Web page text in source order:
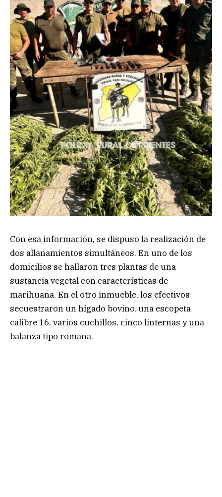
Con esa información, se dispuso la realización de
dos allanamientos simultáneos. En uno de los
domicilios se hallaron tres plantas de una
sustancia vegetal con características de
marihuana. En el otro inmueble, los efectivos
secuestraron un hígado bovino, una escopeta
calibre 16, varios cuchillos, cinco linternas y una
balanza tipo romana.